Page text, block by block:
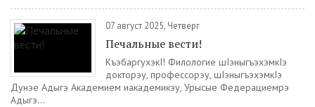
07 август 2025, Четверг
Печальные вести!
КъэбаргухэкI! Филологие шIэныгъэхэмкIэ
докторэу, профессорэу, шIэныгъэхэмкIэ
Дунэе Адыгэ Академием иакадемикэу, Урысые Федерациемрэ
Адыгэ...